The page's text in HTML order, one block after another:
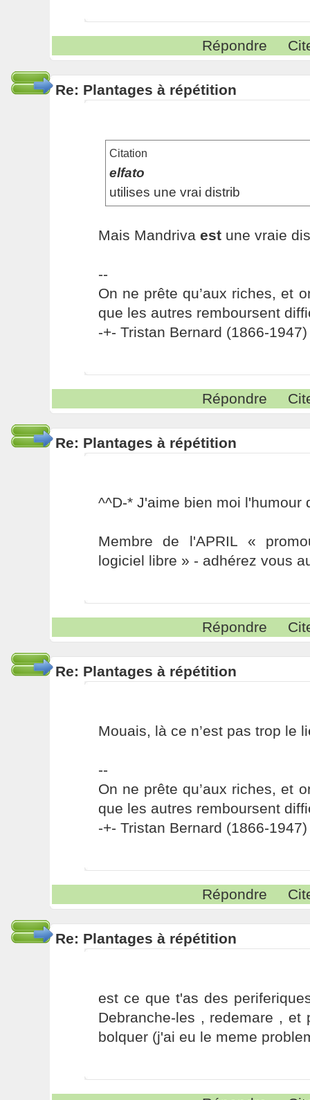
Répondre
Re: Plantages à répétition
Citation
elfato
utilises une vrai distrib
Mais Mandriva estune vraie
--
On ne prête qu’aux riches, et
que les autres remboursent
-+- Tristan Bernard (1866-1947)
Répondre
Re: Plantages à répétition
^^D-* J'aime bien moi l'humour
Membre de l'APRIL «
logiciel libre » - adhérez vous
Répondre
Re: Plantages à répétition
Mouais, là ce n’est pas trop le
--
On ne prête qu’aux riches, et
que les autres remboursent
-+- Tristan Bernard (1866-1947)
Répondre
Re: Plantages à répétition
est ce que t'as des
Debranche-les , redemare , et
bolquer (j'ai eu le meme